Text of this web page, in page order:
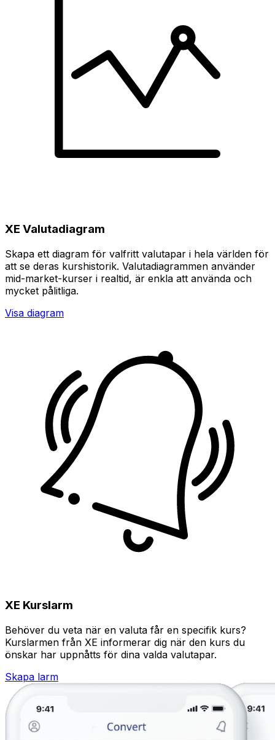
XE Valutadiagram
Skapa ett diagram för valfritt valutapar i hela världen för
att se deras kurshistorik. Valutadiagrammen använder
mid-market-kurser i realtid, är enkla att använda och
mycket pålitliga.
Visa diagram
XE Kurslarm
Behöver du veta när en valuta får en specifik kurs?
Kurslarmen från XE informerar dig när den kurs du
önskar har uppnåtts för dina valda valutapar.
Skapa larm